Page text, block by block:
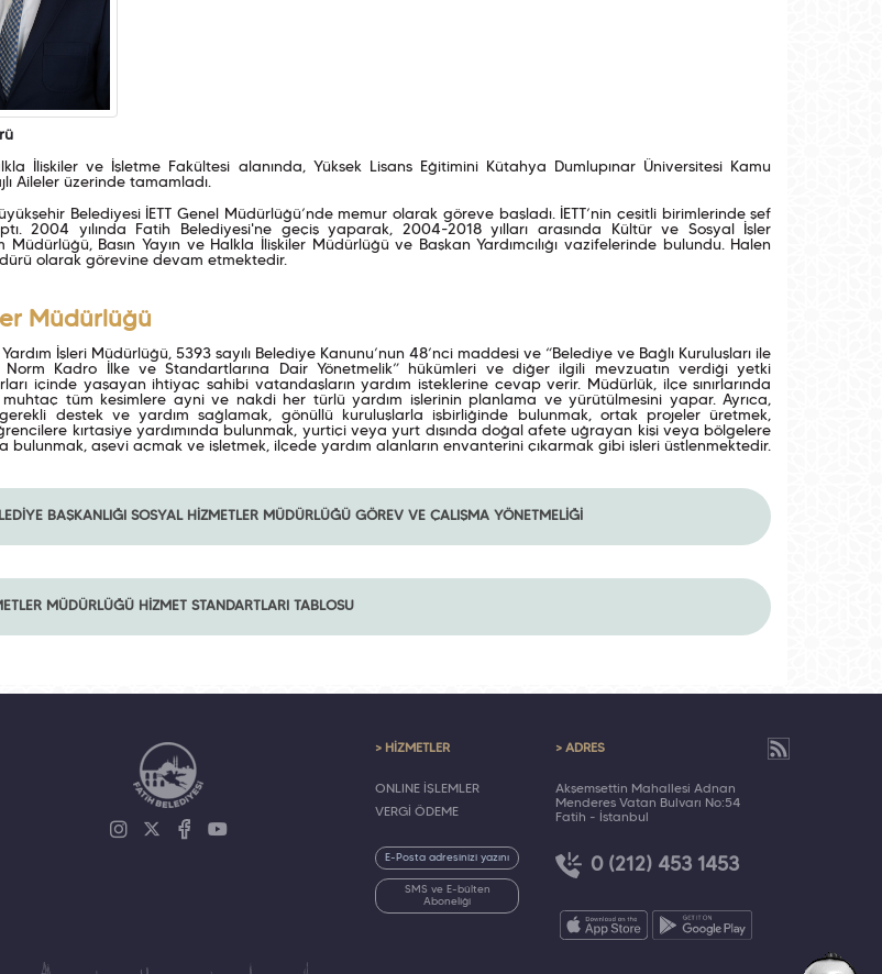
İlişkiler ve İşletme Fakültesi alanında, Yüksek Lisans Eğitimini Kütahya Dumlupınar Üniversitesi Kamu
Aileler üzerinde tamamladı.
Belediyesi İETT Genel Müdürlüğü’nde memur olarak göreve başladı. İETT’nin çeşitli birimlerinde şef
2004 yılında Fatih Belediyesi'ne geçiş yaparak, 2004-2018 yılları arasında Kültür ve Sosyal İşler
Müdürlüğü, Basın Yayın ve Halkla İlişkiler Müdürlüğü ve Başkan Yardımcılığı vazifelerinde bulundu. Halen
olarak görevine devam etmektedir.
Müdürlüğü
İşleri Müdürlüğü, 5393 sayılı Belediye Kanunu’nun 48’nci maddesi ve “Belediye ve Bağlı Kuruluşları ile
Norm Kadro İlke ve Standartlarına Dair Yönetmelik” hükümleri ve diğer ilgili mevzuatın verdiği yetki
içinde yaşayan ihtiyaç sahibi vatandaşların yardım isteklerine cevap verir. Müdürlük, ilçe sınırlarında
tüm kesimlere ayni ve nakdi her türlü yardım işlerinin planlama ve yürütülmesini yapar. Ayrıca,
destek ve yardım sağlamak, gönüllü kuruluşlarla işbirliğinde bulunmak, ortak projeler üretmek,
kırtasiye yardımında bulunmak, yurtiçi veya yurt dışında doğal afete uğrayan kişi veya bölgelere
bulunmak, aşevi açmak ve işletmek, ilçede yardım alanların envanterini çıkarmak gibi işleri üstlenmektedir.
BAŞKANLIĞI SOSYAL HİZMETLER MÜDÜRLÜĞÜ GÖREV VE ÇALIŞMA YÖNETMELİĞİ
MÜDÜRLÜĞÜ HİZMET STANDARTLARI TABLOSU
> HİZMETLER
ONLINE İŞLEMLER
VERGİ ÖDEME
SMS ve E-bülten
Aboneliği
> ADRES
Akşemsettin Mahallesi Adnan
Menderes Vatan Bulvarı No:54
Fatih - İstanbul
0 (212) 453 1453